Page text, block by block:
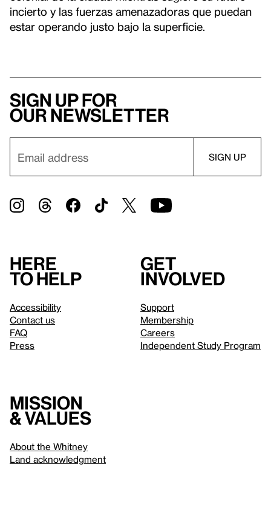
incierto y las fuerzas amenazadoras que puedan
estar operando justo bajo la superficie.
Sign up for
our newsletter
Here
to help
Accessibility
Contact us
FAQ
Press
Get
involved
Support
Membership
Careers
Independent Study Program
Mission
& values
About the Whitney
Land acknowledgment